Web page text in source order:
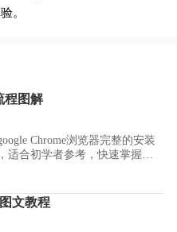
。
程图解
Chrome浏览器完整的安装
适合初学者参考，快速掌握从
文教程